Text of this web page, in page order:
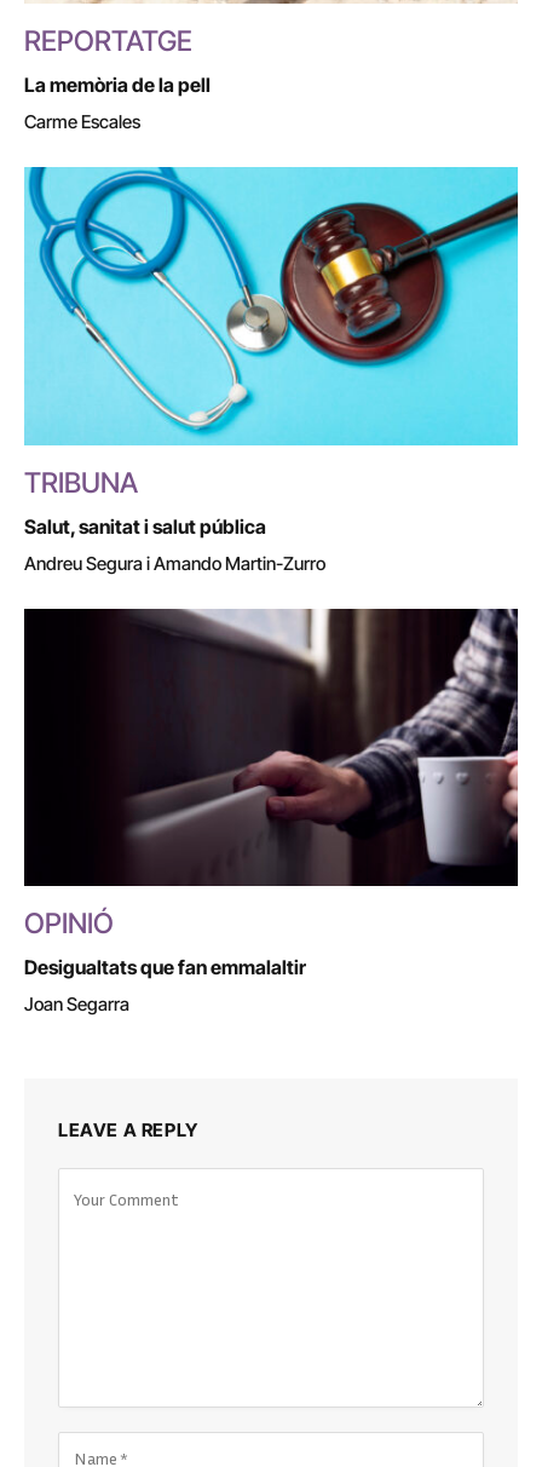
REPORTATGE
La memòria de la pell
Carme Escales
TRIBUNA
Salut, sanitat i salut pública
Andreu Segura i Amando Martin-Zurro
OPINIÓ
Desigualtats que fan emmalaltir
Joan Segarra
LEAVE A REPLY